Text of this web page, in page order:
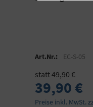
Art.Nr.: EC-S-05
statt 49,90 €
39,90 €
Preise inkl. MwSt.